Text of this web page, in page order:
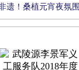
遗！桑植元宵夜氛围